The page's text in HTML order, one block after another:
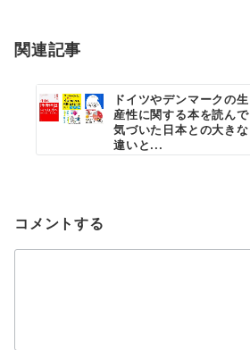
ゲ
関連記事
ドイツやデンマークの生
産性に関する本を読んで
気づいた日本との大きな
違いと...
コメントする